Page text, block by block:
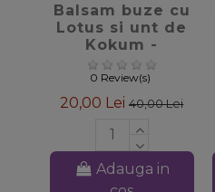
Balsam buze cu
Lotus si unt de
Kokum -
Soultree
0 Review(s)
20,00 Lei40,00 Lei
Adauga in